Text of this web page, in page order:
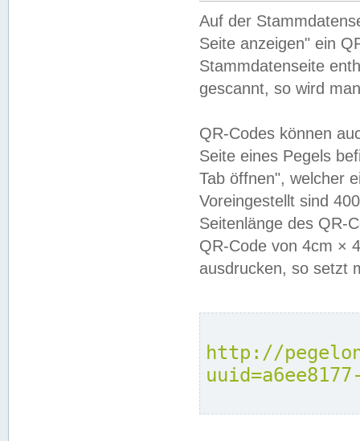
Auf der
Seite anzeigen" ein
Stammdatenseite
gescannt, so wird
QR-Codes können
Seite eines Pegels
Tab öffnen", welcher
Voreingestellt sind
Seitenlänge des QR-
QR-Code von 4cm ×
ausdrucken, so setzt
http://